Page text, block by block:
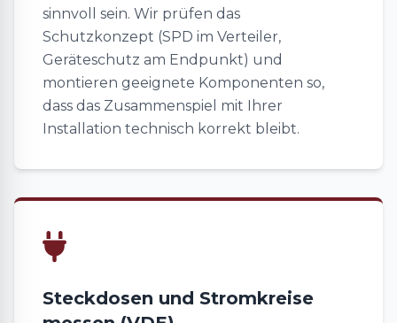
sinnvoll sein. Wir prüfen das
Schutzkonzept (SPD im Verteiler,
Geräteschutz am Endpunkt) und
montieren geeignete Komponenten so,
dass das Zusammenspiel mit Ihrer
Installation technisch korrekt bleibt.
Steckdosen und Stromkreise